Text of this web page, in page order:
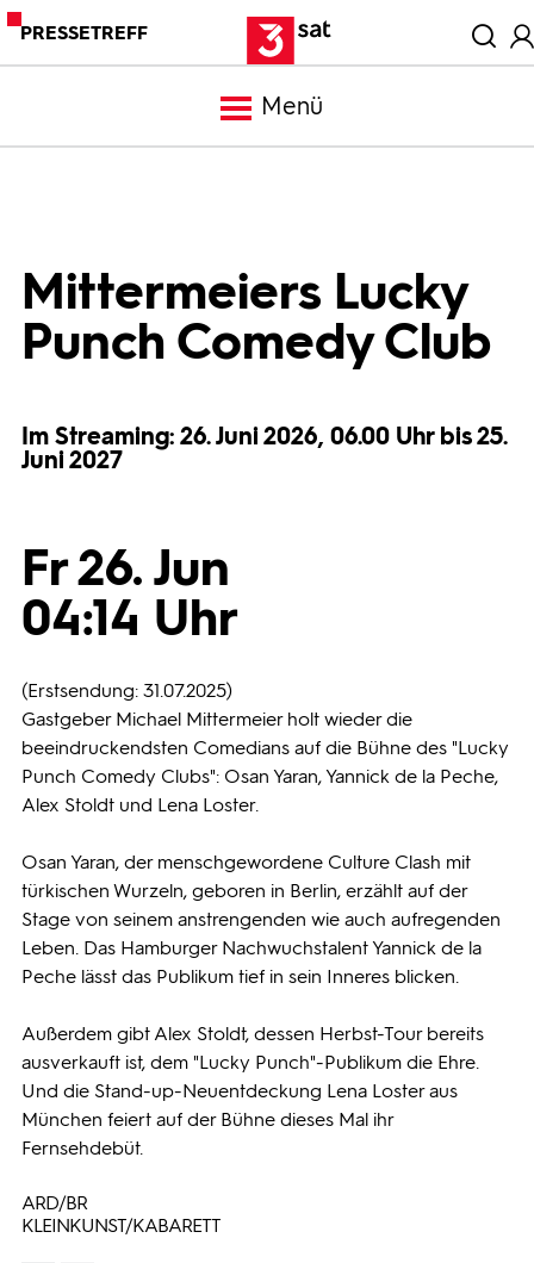
PRESSETREFF
Menü
Mediathek
Trailer
Programmwochen
Mittermeiers Lucky
Punch Comedy Club
Im Streaming: 26. Juni 2026, 06.00 Uhr bis 25.
Juni 2027
Fr 26. Jun
04:14 Uhr
(Erstsendung: 31.07.2025)
Gastgeber Michael Mittermeier holt wieder die
beeindruckendsten Comedians auf die Bühne des "Lucky
Punch Comedy Clubs": Osan Yaran, Yannick de la Peche,
Alex Stoldt und Lena Loster.
Osan Yaran, der menschgewordene Culture Clash mit
türkischen Wurzeln, geboren in Berlin, erzählt auf der
Stage von seinem anstrengenden wie auch aufregenden
Leben. Das Hamburger Nachwuchstalent Yannick de la
Peche lässt das Publikum tief in sein Inneres blicken.
Außerdem gibt Alex Stoldt, dessen Herbst-Tour bereits
ausverkauft ist, dem "Lucky Punch"-Publikum die Ehre.
Und die Stand-up-Neuentdeckung Lena Loster aus
München feiert auf der Bühne dieses Mal ihr
Fernsehdebüt.
ARD/BR
KLEINKUNST/KABARETT